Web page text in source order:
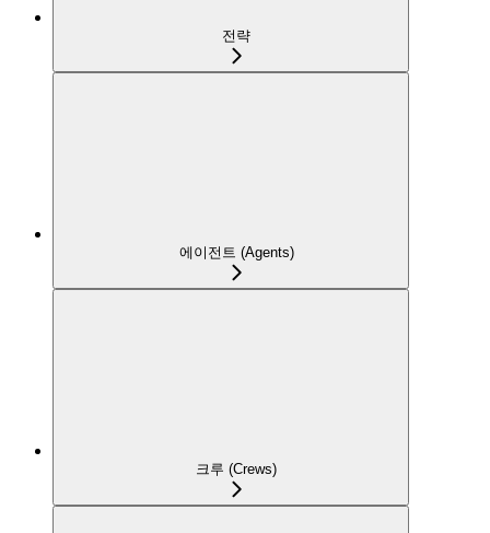
전략
에이전트 (Agents)
크루 (Crews)